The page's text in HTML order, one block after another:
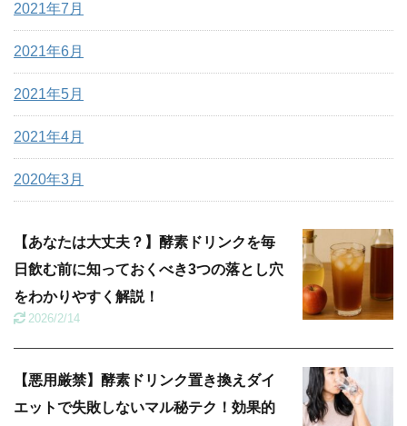
2021年7月
2021年6月
2021年5月
2021年4月
2020年3月
【あなたは大丈夫？】酵素ドリンクを毎
日飲む前に知っておくべき3つの落とし穴
をわかりやすく解説！
2026/2/14
【悪用厳禁】酵素ドリンク置き換えダイ
エットで失敗しないマル秘テク！効果的